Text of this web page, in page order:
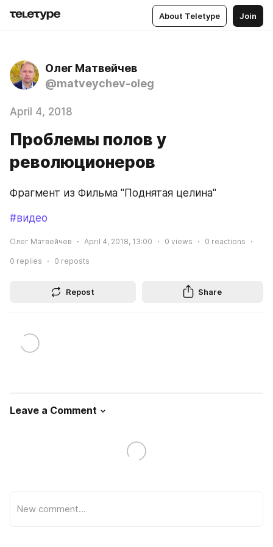
About Teletype Join
Олег Матвейчев
@matveychev-oleg
April 4, 2018
Проблемы полов у
революционеров
Фрагмент из Фильма "Поднятая целина"
#видео
Олег Матвейчев April 4, 2018, 13:00 0 views 0 reactions
0 replies 0 reposts
Repost Share
Leave a Comment